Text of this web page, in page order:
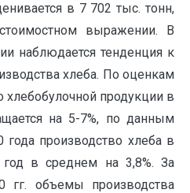
в 7 702 тыс. тонн,
выражении. В
наблюдается тенденция к
хлеба. По оценкам
хлебобулочной продукции в
на 5-7%, по данным
года производство хлеба в
в среднем на 3,8%. За
гг. объемы производства